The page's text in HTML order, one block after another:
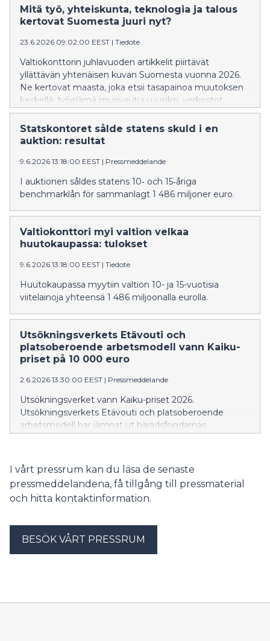
artificiell intelligens utmanar invanda tankemönster
och den ekonomiska historien påminner oss om att
perspektiv, en berättelse: ett samhälle i omvandling
som söker sin balans utan att förlora sin riktning.
Mitä työ, yhteiskunta, teknologia ja talous
kertovat Suomesta juuri nyt?
23.6.2026 09:02:00 EEST | Tiedote
Valtiokonttorin juhlavuoden artikkelit piirtävät
yllättävän yhtenäisen kuvan Suomesta vuonna 2026.
Ne kertovat maasta, joka etsii tasapainoa muutoksen
keskellä: työelämä muovautuu uusiksi, verkostot
pitävät yhteiskuntaa koossa, tekoäly haastaa ajattelun
rakenteet ja taloushistoria muistuttaa, miksi velka ei
ole vain numeroita. Neljä näkökulmaa, yksi tarina –
suuntaansa.
Statskontoret sålde statens skuld i en
auktion: resultat
9.6.2026 13:18:00 EEST | Pressmeddelande
I auktionen såldes statens 10‑ och 15‑åriga
benchmarklån för sammanlagt 1 486 miljoner euro.
Valtiokonttori myi valtion velkaa
huutokaupassa: tulokset
9.6.2026 13:18:00 EEST | Tiedote
Huutokaupassa myytiin valtion 10- ja 15-vuotisia
viitelainoja yhteensä 1 486 miljoonalla eurolla.
Utsökningsverkets Etävouti och
platsoberoende arbetsmodell vann Kaiku-
priset på 10 000 euro
2.6.2026 13:30:00 EEST | Pressmeddelande
Utsökningsverket vann Kaiku-priset 2026.
Utsökningsverkets Etävouti och platsoberoende
arbetsmodell har jämnat ut häradsfogdarnas
nu i topp vid Utsökningsverket och verksamheten
vidareutvecklas aktivt tillsammans med personalen.
Kaiku-hedersomnämnandet gick i år till
Lantmäteriverkets tjänster för bostadsägare. De har
lärgemenskap.
I vårt pressrum kan du läsa de senaste
pressmeddelandena, få tillgång till pressmaterial
och hitta kontaktinformation.
BESÖK VÅRT PRESSRUM